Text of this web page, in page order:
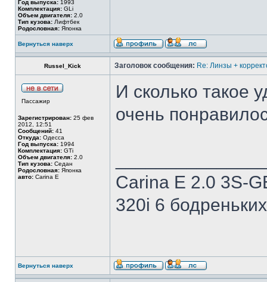
Год выпуска: 1993
Комплектация: GLi
Объем двигателя: 2.0
Тип кузова: Лифтбек
Родословная: Японка
Вернуться наверх
Russel_Kick Заголовок сообщения: Re: Линзы +
Пассажир
Зарегистрирован: 25 фев
2012, 12:51
Сообщений: 41
Откуда: Одесса
Год выпуска: 1994
Комплектация: GTi
Объем двигателя: 2.0
Тип кузова: Седан
Родословная: Японка
авто: Carina E
И сколько такое
очень
Carina E 2.0 3S-
320i 6
Вернуться наверх